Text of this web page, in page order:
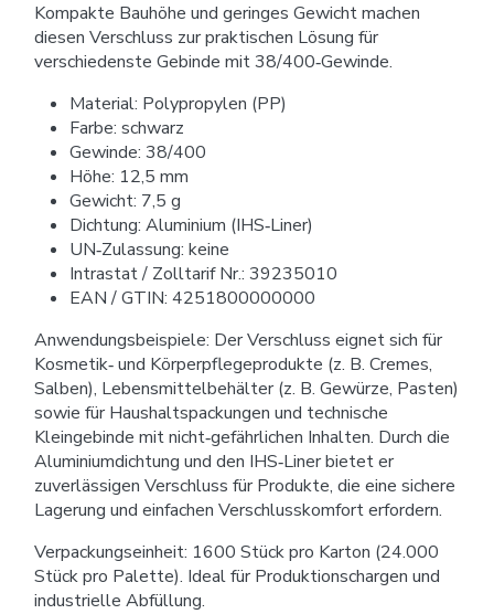
Kompakte Bauhöhe und geringes Gewicht machen
diesen Verschluss zur praktischen Lösung für
verschiedenste Gebinde mit 38/400‑Gewinde.
Material: Polypropylen (PP)
Farbe: schwarz
Gewinde: 38/400
Höhe: 12,5 mm
Gewicht: 7,5 g
Dichtung: Aluminium (IHS‑Liner)
UN‑Zulassung: keine
Intrastat / Zolltarif Nr.: 39235010
EAN / GTIN: 4251800000000
Anwendungsbeispiele: Der Verschluss eignet sich für
Kosmetik‑ und Körperpflegeprodukte (z. B. Cremes,
Salben), Lebensmittelbehälter (z. B. Gewürze, Pasten)
sowie für Haushaltspackungen und technische
Kleingebinde mit nicht‑gefährlichen Inhalten. Durch die
Aluminiumdichtung und den IHS‑Liner bietet er
zuverlässigen Verschluss für Produkte, die eine sichere
Lagerung und einfachen Verschlusskomfort erfordern.
Verpackungseinheit: 1600 Stück pro Karton (24.000
Stück pro Palette). Ideal für Produktionschargen und
industrielle Abfüllung.